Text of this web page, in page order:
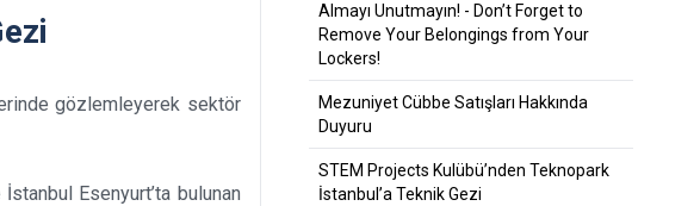
gözlemleyerek sektör
Esenyurt’ta bulunan
Almayı Unutmayın! - Don’t Forget to
Remove Your Belongings from Your
Lockers!
Mezuniyet Cübbe Satışları Hakkında
Duyuru
STEM Projects Kulübü’nden Teknopark
İstanbul’a Teknik Gezi